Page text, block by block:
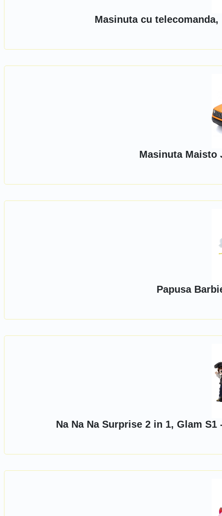
Masinuta cu
Masinuta Maisto
Papusa
Na Na Na Surprise 2 in 1, Glam